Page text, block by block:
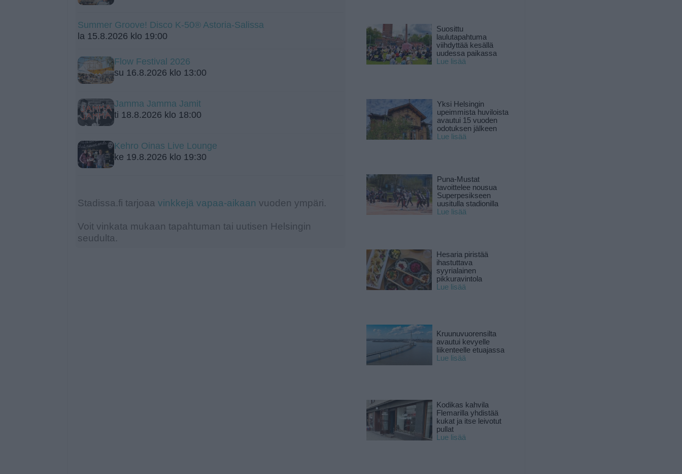
Summer Groove! Disco K-50® Astoria-Salissa
la 15.8.2026 klo 19:00
Flow Festival 2026
su 16.8.2026 klo 13:00
Jamma Jamma Jamit
ti 18.8.2026 klo 18:00
Kehro Oinas Live Lounge
ke 19.8.2026 klo 19:30
Stadissa.fi tarjoaa vinkkejä vapaa-aikaan vuoden ympäri.
Voit vinkata mukaan tapahtuman tai uutisen Helsingin
seudulta.
Suosittu
laulutapahtuma
viihdyttää kesällä
uudessa paikassa
Lue lisää
Yksi Helsingin
upeimmista huviloista
avautui 15 vuoden
odotuksen jälkeen
Lue lisää
Puna-Mustat
tavoittelee nousua
Superpesikseen
uusitulla stadionilla
Lue lisää
Hesaria piristää
ihastuttava
syyrialainen
pikkuravintola
Lue lisää
Kruunuvuorensilta
avautui kevyelle
liikenteelle etuajassa
Lue lisää
Kodikas kahvila
Flemarilla yhdistää
kukat ja itse leivotut
pullat
Lue lisää